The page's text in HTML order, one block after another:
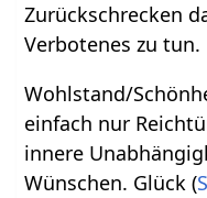
Zurückschrecken
Verbotenes zu tun.
Wohlstand/
einfach nur
innere
Wünschen. Glück (